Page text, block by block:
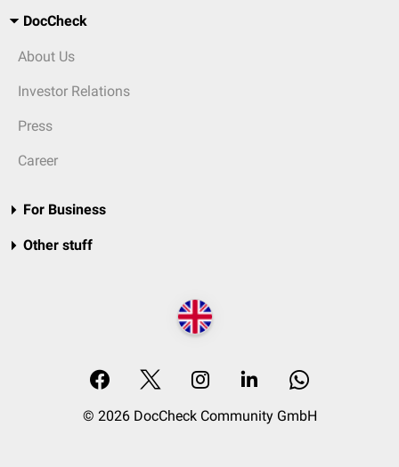
DocCheck
About Us
Investor Relations
Press
Career
For Business
Other stuff
© 2026 DocCheck Community GmbH